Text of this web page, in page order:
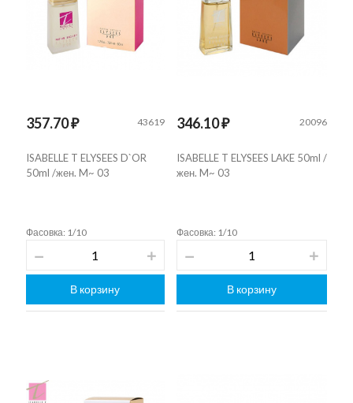
357.70 ₽ 43619
ISABELLE T ELYSEES D`OR
50ml /жен. M~ 03
Фасовка: 1/10
В корзину
346.10 ₽ 20096
ISABELLE T ELYSEES LAKE 50ml /
жен. M~ 03
Фасовка: 1/10
В корзину